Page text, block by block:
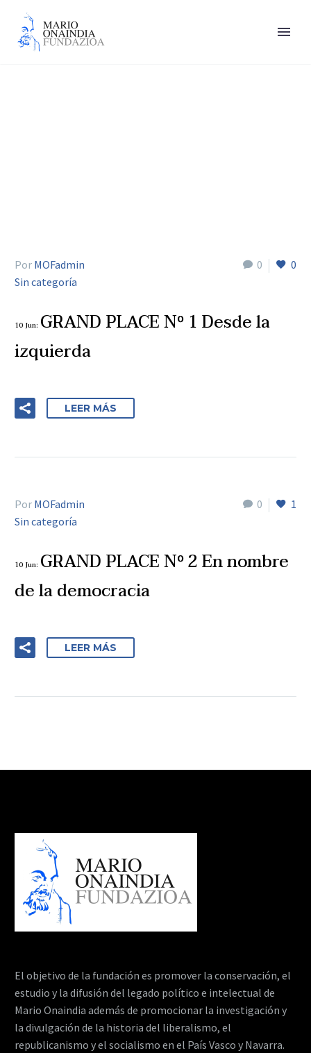
0 0
Por MOFadmin
Sin categoría
10 Jun: GRAND PLACE Nº 1 Desde la
izquierda
LEER MÁS
0 1
Por MOFadmin
Sin categoría
10 Jun: GRAND PLACE Nº 2 En nombre
de la democracia
LEER MÁS
El objetivo de la fundación es promover la conservación, el
estudio y la difusión del legado político e intelectual de
Mario Onaindia además de promocionar la investigación y
la divulgación de la historia del liberalismo, el
republicanismo y el socialismo en el País Vasco y Navarra.